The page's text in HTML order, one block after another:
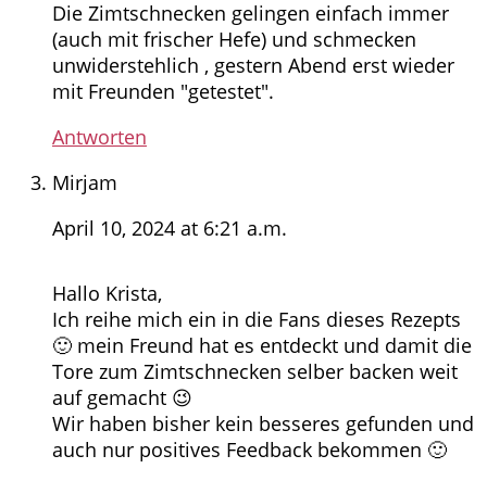
Die Zimtschnecken gelingen einfach immer
(auch mit frischer Hefe) und schmecken
unwiderstehlich , gestern Abend erst wieder
mit Freunden "getestet".
Antworten
Mirjam
April 10, 2024 at 6:21 a.m.
Hallo Krista,
Ich reihe mich ein in die Fans dieses Rezepts
🙂 mein Freund hat es entdeckt und damit die
Tore zum Zimtschnecken selber backen weit
auf gemacht 😉
Wir haben bisher kein besseres gefunden und
auch nur positives Feedback bekommen 🙂